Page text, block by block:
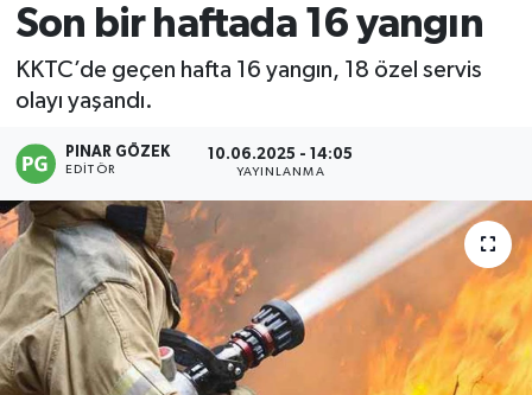
Son bir haftada 16 yangın
KKTC’de geçen hafta 16 yangın, 18 özel servis
olayı yaşandı.
PINAR GÖZEK
EDITÖR
10.06.2025 - 14:05
YAYINLANMA